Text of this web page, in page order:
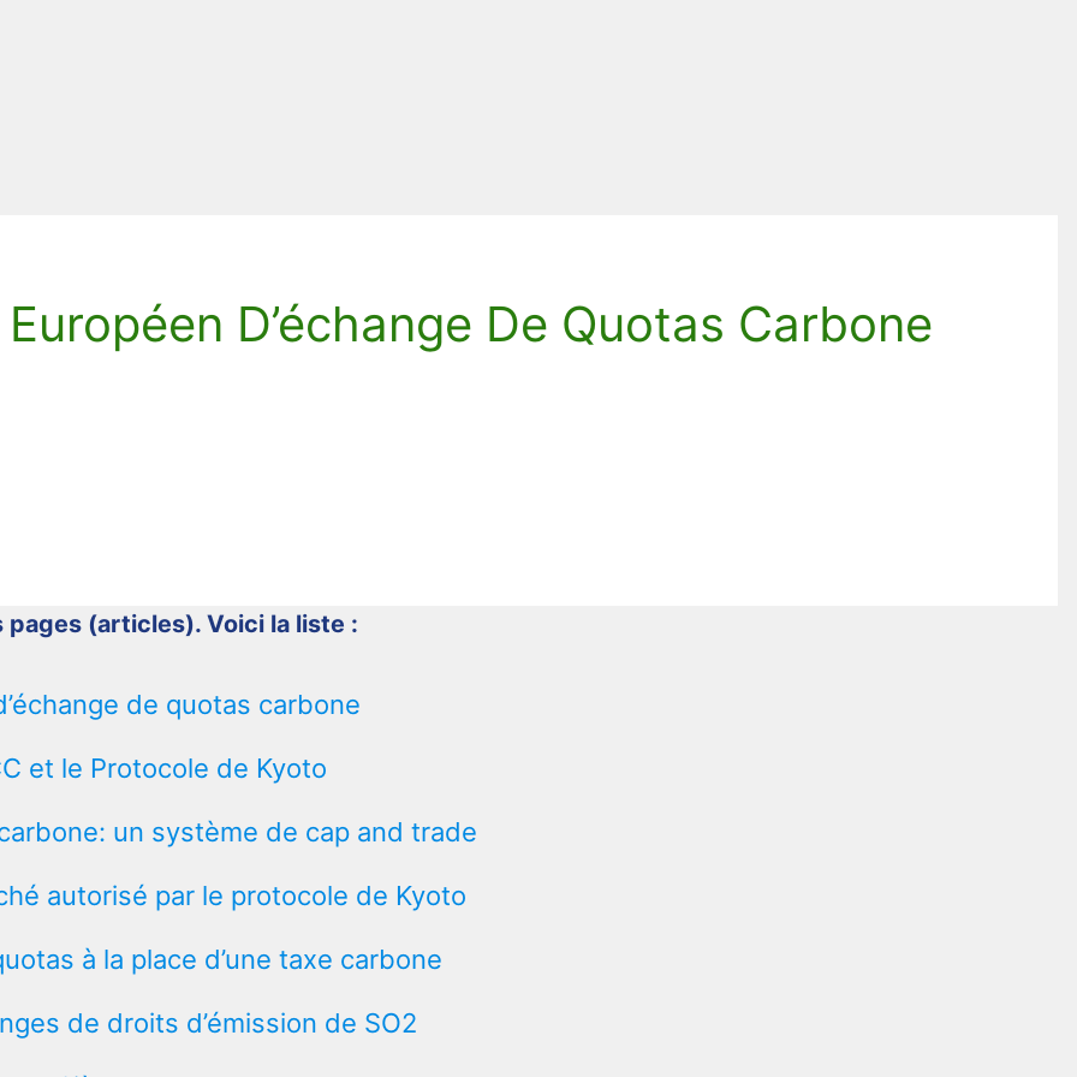
D’échange De Quotas Carbone
(articles). Voici la liste :
de quotas carbone
et le Protocole de Kyoto
un système de cap and trade
autorisé par le protocole de Kyoto
à la place d’une taxe carbone
de droits d’émission de SO2